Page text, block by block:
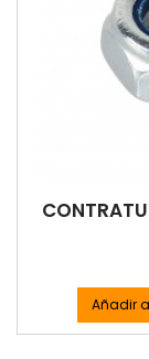
Añadir